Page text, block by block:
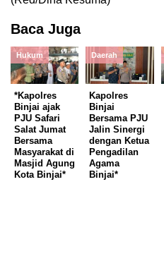
Baca Juga
Hukum
*Kapolres
Binjai ajak
PJU Safari
Salat Jumat
Bersama
Masyarakat di
Masjid Agung
Kota Binjai*
Daerah
Kapolres
Binjai
Bersama PJU
Jalin Sinergi
dengan Ketua
Pengadilan
Agama
Binjai*